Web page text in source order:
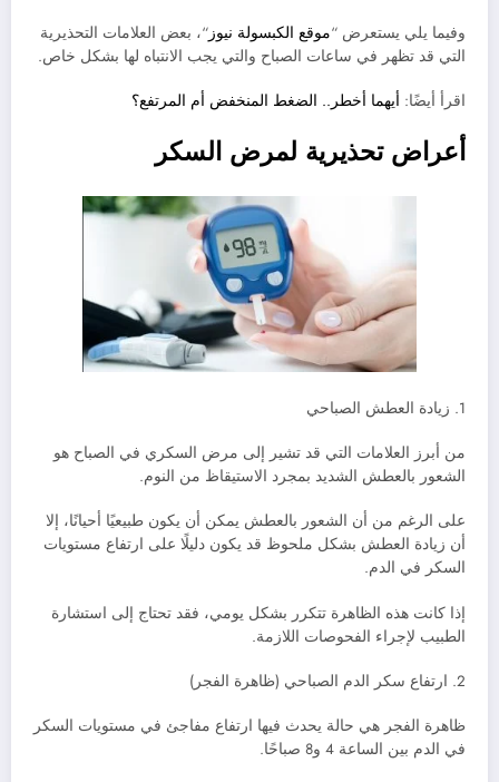
وفيما يلي يستعرض “موقع الكبسولة نيوز“، بعض العلامات التحذيرية
التي قد تظهر في ساعات الصباح والتي يجب الانتباه لها بشكل خاص.
اقرأ أيضًا: أيهما أخطر.. الضغط المنخفض أم المرتفع؟
أعراض تحذيرية لمرض السكر
1. زيادة العطش الصباحي
من أبرز العلامات التي قد تشير إلى مرض السكري في الصباح هو
الشعور بالعطش الشديد بمجرد الاستيقاظ من النوم.
على الرغم من أن الشعور بالعطش يمكن أن يكون طبيعيًا أحيانًا، إلا
أن زيادة العطش بشكل ملحوظ قد يكون دليلًا على ارتفاع مستويات
السكر في الدم.
إذا كانت هذه الظاهرة تتكرر بشكل يومي، فقد تحتاج إلى استشارة
الطبيب لإجراء الفحوصات اللازمة.
2. ارتفاع سكر الدم الصباحي (ظاهرة الفجر)
ظاهرة الفجر هي حالة يحدث فيها ارتفاع مفاجئ في مستويات السكر
في الدم بين الساعة 4 و8 صباحًا.